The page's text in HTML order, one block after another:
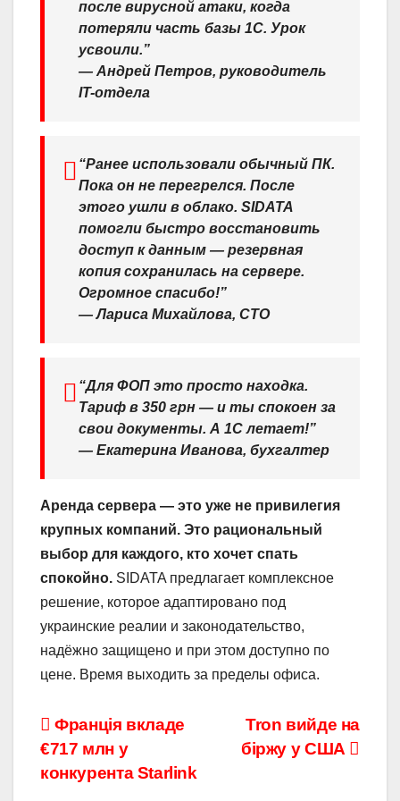
после вирусной атаки, когда
потеряли часть базы 1С. Урок
усвоили.”
— Андрей Петров, руководитель
IT-отдела
“Ранее использовали обычный ПК.
Пока он не перегрелся. После
этого ушли в облако. SIDATA
помогли быстро восстановить
доступ к данным — резервная
копия сохранилась на сервере.
Огромное спасибо!”
—Лариса Михайлова, CTO
“Для ФОП это просто находка.
Тариф в 350 грн — и ты спокоен за
свои документы. А 1С летает!”
— Екатерина Иванова, бухгалтер
Аренда сервера — это уже не привилегия
крупных компаний. Это рациональный
выбор для каждого, кто хочет спать
спокойно. SIDATA предлагает комплексное
решение, которое адаптировано под
украинские реалии и законодательство,
надёжно защищено и при этом доступно по
цене. Время выходить за пределы офиса.
Навігація
записів
Tron вийде на
біржу у США
Франція вкладе
€717 млн у
конкурента Starlink